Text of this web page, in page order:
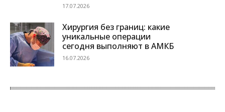
17.07.2026
Хирургия без границ: какие
уникальные операции
сегодня выполняют в АМКБ
16.07.2026